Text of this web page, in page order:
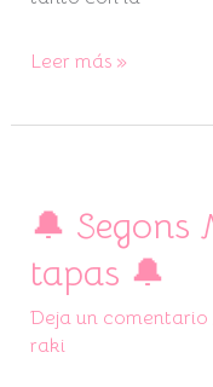
Leer más »
🔔 Segons
tapas 🔔
Deja un comentario
raki
🔔
Mercat
fresh
fish